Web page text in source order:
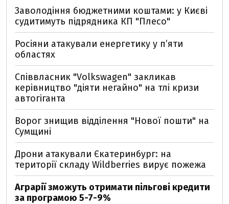
Заволодіння бюджетними коштами: у Києві
судитимуть підрядника КП "Плесо"
Росіяни атакували енергетику у пʼяти
областях
Співвласник "Volkswagen" закликав
керівництво "діяти негайно" на тлі кризи
автогіганта
Ворог знищив відділення "Нової пошти" на
Сумщині
Дрони атакували Єкатеринбург: на
території складу Wildberries вирує пожежа
Аграрії зможуть отримати пільгові кредити
за програмою 5-7-9%